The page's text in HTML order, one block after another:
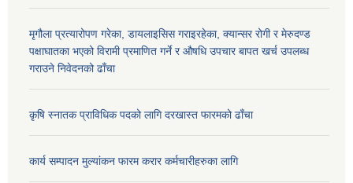
मृगौला प्रत्यारोपण गरेका, डायलाइसिस गराइरहेका, क्यान्सर रोगी र मेरुदण्ड
पक्षाघातका भएको विरामी प्रमाणित गर्ने र औषधि उपचार बापत खर्च उपलब्ध
गराउने निवेदनको ढाँचा
कृषि स्नातक प्राविधिक पदको लागि दरखास्त फारमको ढाँचा
कार्य सम्पादन मुल्यांकन फारम करार कर्मचारीहरुका लागि